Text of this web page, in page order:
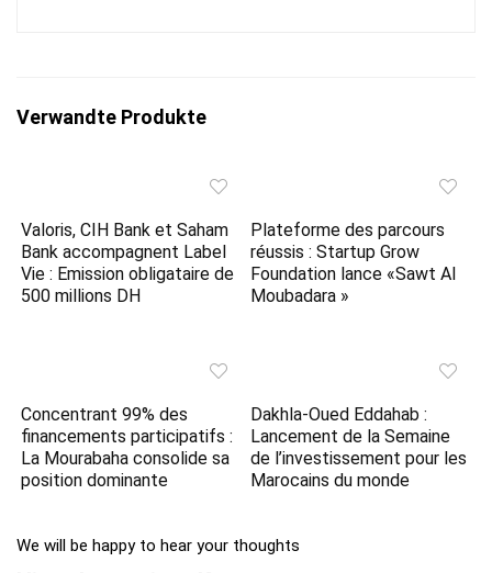
Verwandte Produkte
Valoris, CIH Bank et Saham
Bank accompagnent Label
Vie : Emission obligataire de
500 millions DH
Plateforme des parcours
réussis : Startup Grow
Foundation lance «Sawt Al
Moubadara »
Concentrant 99% des
financements participatifs :
La Mourabaha consolide sa
position dominante
Dakhla-Oued Eddahab :
Lancement de la Semaine
de l’investissement pour les
Marocains du monde
We will be happy to hear your thoughts